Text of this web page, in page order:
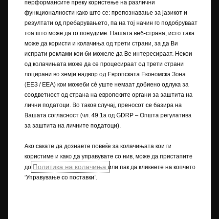
контактирајте вашиот локален партнер на Opel.
+) WLTP
+) Податоците за потрошувачката на гориво и податоците за
2
се одредуваат со користење на Процедурата за
(во соодветните верзии). Вредностите не ги земаат предвид
возењето и условите при возење. За повеќе информации за
официјалните вредности на потрошувачката на гориво и емисијата
на CO , ве молиме прочитајте го упатството „Упатство за
потрошувачката на гориво и емисиите на CO
на новите патнички
автомобили“, достапно во сите продажни места или во назначениот
++) NEDC
++) Податоците за потрошувачката на гориво и емисиите на CO2се
одредуваат со користење на Процедурата за тестирање лесни
перформансите преку користење на различни
функционалности како што се: препознавање за јазикот и
резултати од пребарувањето, па на тој начин го подобруваат
тоа што може да го понудиме. Нашата веб-страна, исто така
може да користи и колачиња од трети страни, за да Ви
испрати реклами кои би можеле да Ве интересираат. Некои
од колачињата може да се процесираат од трети страни
лоцирани во земји надвор од Европската Економска Зона
(ЕЕЗ / EEA) кои можеби сѐ уште немаат добиено одлука за
соодветност од страна на европските органи за заштита на
лични податоци. Во таков случај, преносот се базира на
Вашата согласност (чл. 49.1а од GDRP – Општа регулатива
за заштита на личните податоци).
Ако сакате да дознаете повеќе за колачињата кои ги
користиме и како да управувате со нив, може да пристапите
до Политика на колачиња или пак да кликнете на копчето
‘Управување со поставки’.